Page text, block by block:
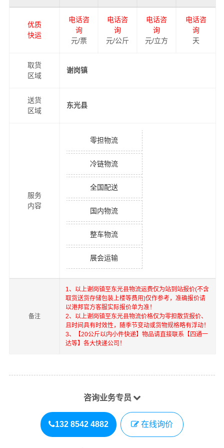
优质
快运
电话咨
询
元/票
电话咨
询
元/公斤
电话咨
询
元/立方
电话咨
询
天
取货
区域
谢岗镇
送货
区域
东光县
服务
内容
零担物流
冷链物流
全国配送
国内物流
整车物流
展会运输
备注
1、以上谢岗镇至东光县物流运费仅为站到站报价(不含
取货送货存储包装上楼等费用)仅作参考，准确报价请
以港邦官方客服实际报价单为准！
2、以上谢岗镇至东光县物流价格仅为零担散货报价、
且时间具有时效性，随季节变动或货物规格略有浮动！
3、【20公斤以内小件快递】物品请直接联系【四通一
达等】各大快递公司！
咨询业务专员
132 8542 4882 在线询价